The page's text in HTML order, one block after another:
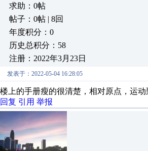
求助：0帖
帖子：0帖 | 8回
年度积分：0
历史总积分：58
注册：2022年3月23日
发表于：2022-05-04 16:28:05
楼上的手册瘦的很清楚，相对原点，运
回复 引用 举报